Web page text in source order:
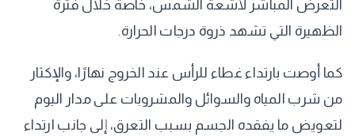
التعرض المباشر لأشعة الشمس، خاصة خلال فترة
الظهيرة التي تشهد ذروة درجات الحرارة.
كما أوصت بارتداء غطاء للرأس عند الخروج نهارًا، والإكثار
من شرب المياه والسوائل والمشروبات على مدار اليوم
لتعويض ما يفقده الجسم بسبب التعرق، إلى جانب ارتداء